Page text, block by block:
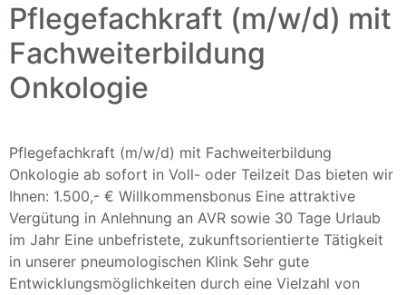
Pflegefachkraft (m/w/d) mit
Fachweiterbildung
Onkologie
Pflegefachkraft (m/w/d) mit Fachweiterbildung
Onkologie ab sofort in Voll- oder Teilzeit Das bieten wir
Ihnen: 1.500,- € Willkommensbonus Eine attraktive
Vergütung in Anlehnung an AVR sowie 30 Tage Urlaub
im Jahr Eine unbefristete, zukunftsorientierte Tätigkeit
in unserer pneumologischen Klink Sehr gute
Entwicklungsmöglichkeiten durch eine Vielzahl von